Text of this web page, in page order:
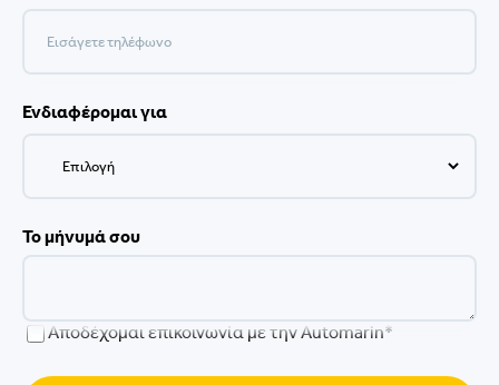
Ενδιαφέρομαι για
Το μήνυμά σου
Αποδέχομαι επικοινωνία με την Automarin*